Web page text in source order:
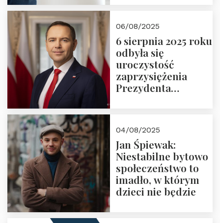
06/08/2025
6 sierpnia 2025 roku
odbyła się
uroczystość
zaprzysiężenia
Prezydenta
Nawrockiego
04/08/2025
Jan Śpiewak:
Niestabilne bytowo
społeczeństwo to
imadło, w którym
dzieci nie będzie